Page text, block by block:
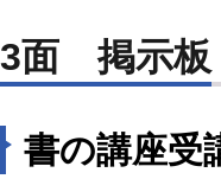
3面 掲示板
書の講座受